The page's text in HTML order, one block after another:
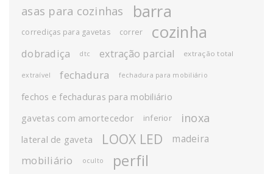
asas para cozinhas barra
corrediças para gavetas correr cozinha
dobradiça dtc extração parcial extração total
extraível fechadura fechadura para mobiliário
fechos e fechaduras para mobiliário
gavetas com amortecedor
inferior inoxa
lateral de gaveta LOOX LED madeira
mobiliário oculto perfil